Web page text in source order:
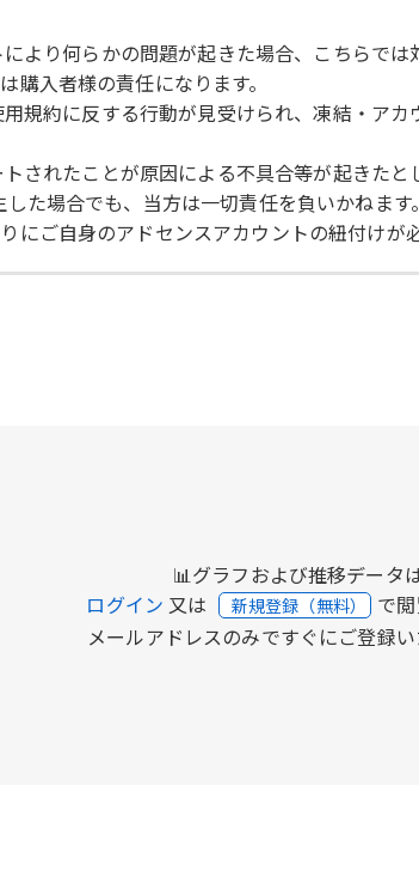
より何らかの問題が起きた場合、こちらでは
購入者様の責任になります。
規約に反する行動が見受けられ、凍結・ア
されたことが原因による不具合等が起きたと
た場合でも、当方は一切責任を負いかねます。
ご自身のアドセンスアカウントの紐付けが必
📊グラフおよび推移データ
ログイン 又は 新規登録（無料） で閲
メールアドレスのみですぐにご登録い